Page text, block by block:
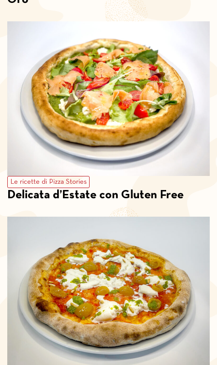
Le ricette di Pizza Stories
Delicata d’Estate con Gluten Free